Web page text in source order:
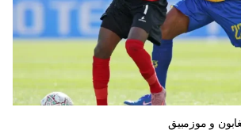
و موزمبيق